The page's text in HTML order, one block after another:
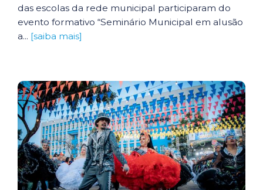
das escolas da rede municipal participaram do
evento formativo “Seminário Municipal em alusão
a... [saiba mais]